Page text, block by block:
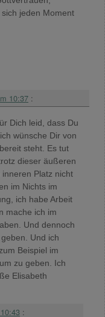
jeden Moment
10:37 :
Dich leid, dass Du
wünsche Dir von
steht. Es tut
dieser äußeren
Platz nicht
im Nichts im
ich habe Arbeit
mache ich im
Und dennoch
Und ich
Beispiel im
zu geben. Ich
Elisabeth
: